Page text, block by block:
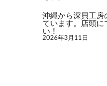
沖縄から深貝工房
ています。店頭に
い！
2026年3月11日